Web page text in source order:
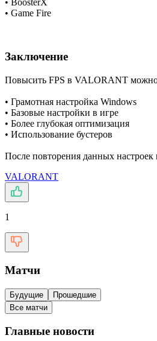
• Game Fire
Заключение
Повысить FPS в VALORANT
• Грамотная настройка Windows
• Базовые настройки в игре
• Более глубокая оптимизация
• Использование бустеров
После повторения данных
VALORANT
1
Матчи
Будущие
Прошедшие
Все матчи
Главные новости